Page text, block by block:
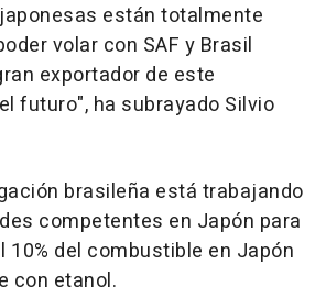
están totalmente
volar con SAF y Brasil
exportador de este
futuro", ha subrayado Silvio
brasileña está trabajando
competentes en Japón para
10% del combustible en Japón
con etanol.